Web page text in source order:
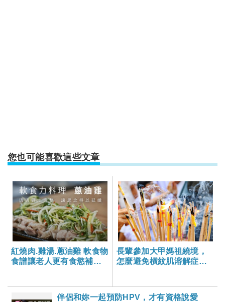
您也可能喜歡這些文章
紅燒肉.雞湯.蔥油雞 軟食物
食譜讓老人更有食慾補足
長輩參加大甲媽祖繞境，
怎麼避免橫紋肌溶解症害
伴侶和妳一起預防HPV，才有資格說愛